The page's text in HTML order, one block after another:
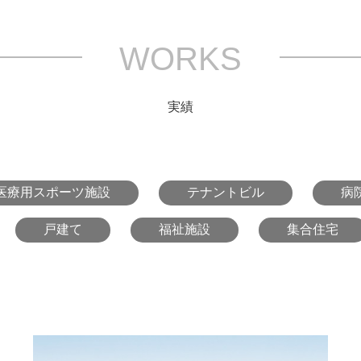
WORKS
実績
療用スポーツ施設 テナントビル 病
戸建て 福祉施設 集合住宅